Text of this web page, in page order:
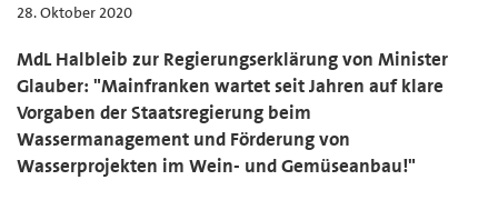
28. Oktober 2020
MdL Halbleib zur Regierungserklärung von Minister
Glauber: "Mainfranken wartet seit Jahren auf klare
Vorgaben der Staatsregierung beim
Wassermanagement und Förderung von
Wasserprojekten im Wein- und Gemüseanbau!"